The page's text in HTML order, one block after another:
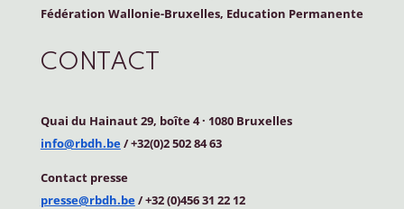
Fédération Wallonie-Bruxelles, Education Permanente
CONTACT
Quai du Hainaut 29, boîte 4· 1080 Bruxelles
info@rbdh.be/ +32(0)2 502 84 63
Contact presse
presse@rbdh.be/ +32 (0)456 31 22 12